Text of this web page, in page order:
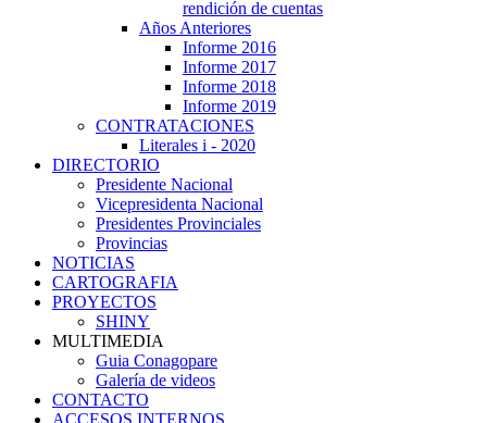
rendición de cuentas
Años Anteriores
Informe 2016
Informe 2017
Informe 2018
Informe 2019
CONTRATACIONES
Literales i - 2020
DIRECTORIO
Presidente Nacional
Vicepresidenta Nacional
Presidentes Provinciales
Provincias
NOTICIAS
CARTOGRAFIA
PROYECTOS
SHINY
MULTIMEDIA
Guia Conagopare
Galería de videos
CONTACTO
ACCESOS INTERNOS